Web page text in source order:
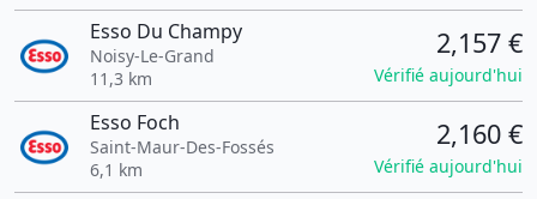
Esso Du Champy
Noisy-Le-Grand
11,3 km
2,157 €
Vérifié aujourd'hui
Esso Foch
Saint-Maur-Des-Fossés
6,1 km
2,160 €
Vérifié aujourd'hui